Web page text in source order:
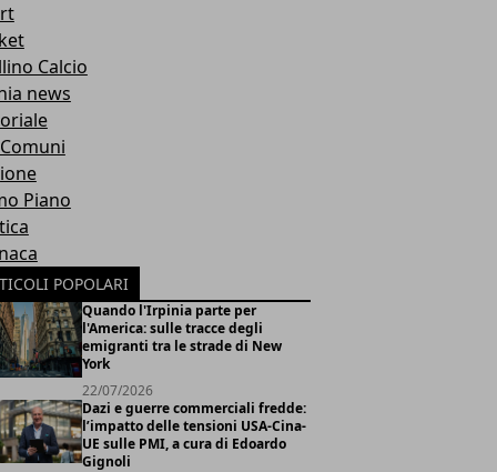
Calcio
news
Piano
POPOLARI
Quando l'Irpinia parte per
l'America: sulle tracce degli
emigranti tra le strade di New
York
22/07/2026
Dazi e guerre commerciali fredde:
l’impatto delle tensioni USA-Cina-
UE sulle PMI, a cura di Edoardo
Gignoli